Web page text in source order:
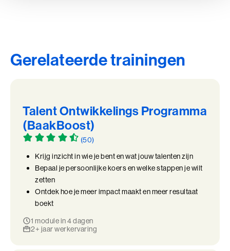
Gerelateerde trainingen
Talent Ontwikkelings Programma
(BaakBoost)
(50)
Krijg inzicht in wie je bent en wat jouw talenten zijn
Bepaal je persoonlijke koers en welke stappen je wilt
zetten
Ontdek hoe je meer impact maakt en meer resultaat
boekt
1 module in 4 dagen
2+ jaar werkervaring